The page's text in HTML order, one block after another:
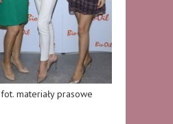
fot. materiały prasowe